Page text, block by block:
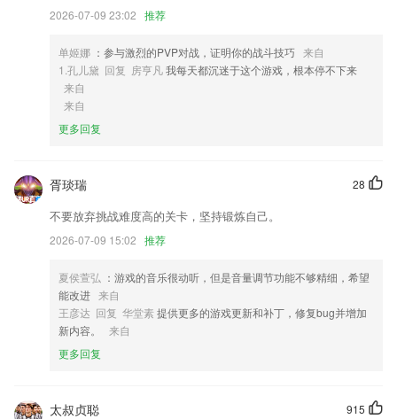
3,供应链
5,【文字版本只需一点】
6,2265软件提供覆盖晋中市所有医疗机构的医疗服务，
beat网网站软件优势
2.使用移动终端完成整个学习阶段非常方便。
3.可全方面的呈现学习进度、测评考核、作业交流等一系列学习数据
4.【便捷】在线直播互动教学,足不出户体验沉浸式学习.高清录播课程,离
5.权威家长大学，六大学院，清北名师主讲，购买名师小课年卡全年畅听
6.线上培训，企业中使用线上培训，然后很好的练习，很好的记录学习内
beat网网站更新了什么?
2026-07-09 23:02 推荐
单姬娜 ：参与激烈的PVP对战，证明你的战斗技巧 来自
1.孔儿黛 回复 房亨凡我每天都沉迷于这个游戏，根本停不下来
来自
来自
更多回复
28
胥琰瑞
不要放弃挑战难度高的关卡，坚持锻炼自己。
2026-07-09 15:02 推荐
夏侯萱弘 ：游戏的音乐很动听，但是音量调节功能不够精细，希望
能改进 来自
王彦达 回复 华堂素提供更多的游戏更新和补丁，修复bug并增加
新内容。
来自
更多回复
915
太叔贞聪